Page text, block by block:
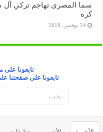
سما المصرى تهاجم تركي آل
كره
24 نوفمبر، 2019
تابعونا على
تابعونا على صفحتنا